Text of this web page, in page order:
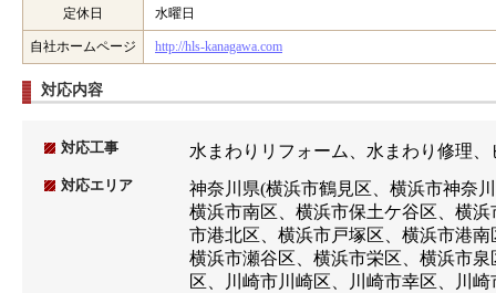
定休日 水曜日
自社ホームページ http://hls-kanagawa.com
対応内容
対応工事 水まわりリフォーム、水まわり修理
対応エリア
神奈川県(横浜市鶴見区、横浜市神奈
横浜市南区、横浜市保土ケ谷区、横
市港北区、横浜市戸塚区、横浜市港
横浜市瀬谷区、横浜市栄区、横浜市
区、川崎市川崎区、川崎市幸区、川